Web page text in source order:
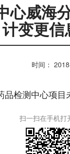
心威海
计变更信
时间：
检测中心项目
扫一扫在手机打